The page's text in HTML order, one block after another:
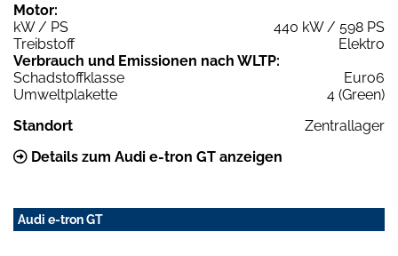
Motor:
kW / PS
440 kW / 598 PS
Treibstoff
Elektro
Verbrauch und Emissionen nach WLTP:
Schadstoffklasse
Euro6
Umweltplakette
4 (Green)
Standort
Zentrallager
Details zum Audi e-tron GT anzeigen
Audi e-tron GT